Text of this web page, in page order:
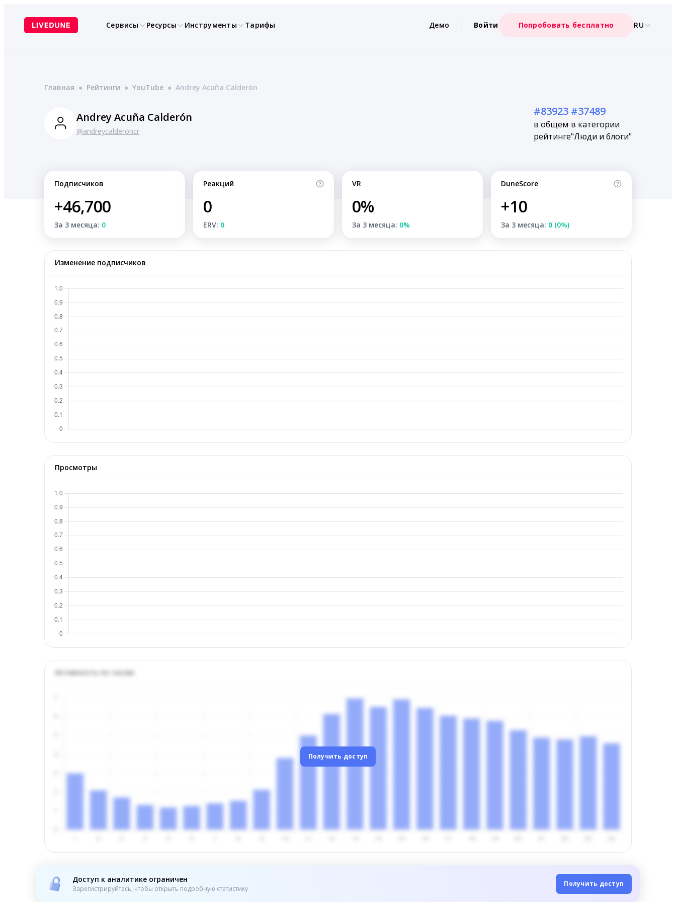
содержимому
Сервисы Ресурсы Инструменты Тарифы Демо Войти Попробовать бесплатно RU
Главная ● Рейтинги ● YouTube ● Andrey Acuña Calderón
Andrey Acuña Calderón
@andreycalderoncr
#83923
в общем
рейтинге
#37489
в категории
"Люди и блоги"
Подписчиков
+46,700
За 3 месяца: 0
Реакций
0
ERV: 0
VR
0%
За 3 месяца: 0%
DuneScore
+10
За 3 месяца: 0 (0%)
Изменение подписчиков
Просмотры
Активность по часам
Получить доступ
Доступ к аналитике ограничен
Зарегистрируйтесь, чтобы открыть подробную статистику
Получить доступ